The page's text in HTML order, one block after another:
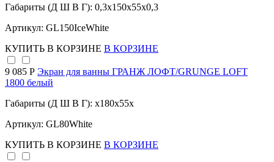
Габариты (Д Ш В Г): 0,3x150x55x0,3
Артикул: GL150IceWhite
КУПИТЬ В КОРЗИНЕ В КОРЗИНЕ
9 085 Р Экран для ванны ГРАНЖ ЛОФТ/GRUNGE LOFT
1800 белый
Габариты (Д Ш В Г): x180x55x
Артикул: GL80White
КУПИТЬ В КОРЗИНЕ В КОРЗИНЕ